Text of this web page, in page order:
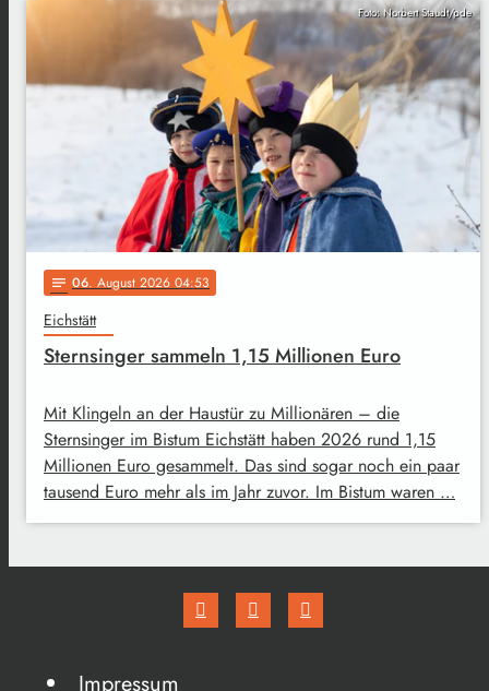
Foto: Norbert Staudt/pde
notes 06. August 2026 04:53
Eichstätt
Sternsinger sammeln 1,15 Millionen Euro
Mit Klingeln an der Haustür zu Millionären – die
Sternsinger im Bistum Eichstätt haben 2026 rund 1,15
Millionen Euro gesammelt. Das sind sogar noch ein paar
tausend Euro mehr als im Jahr zuvor. Im Bistum waren …
Impressum